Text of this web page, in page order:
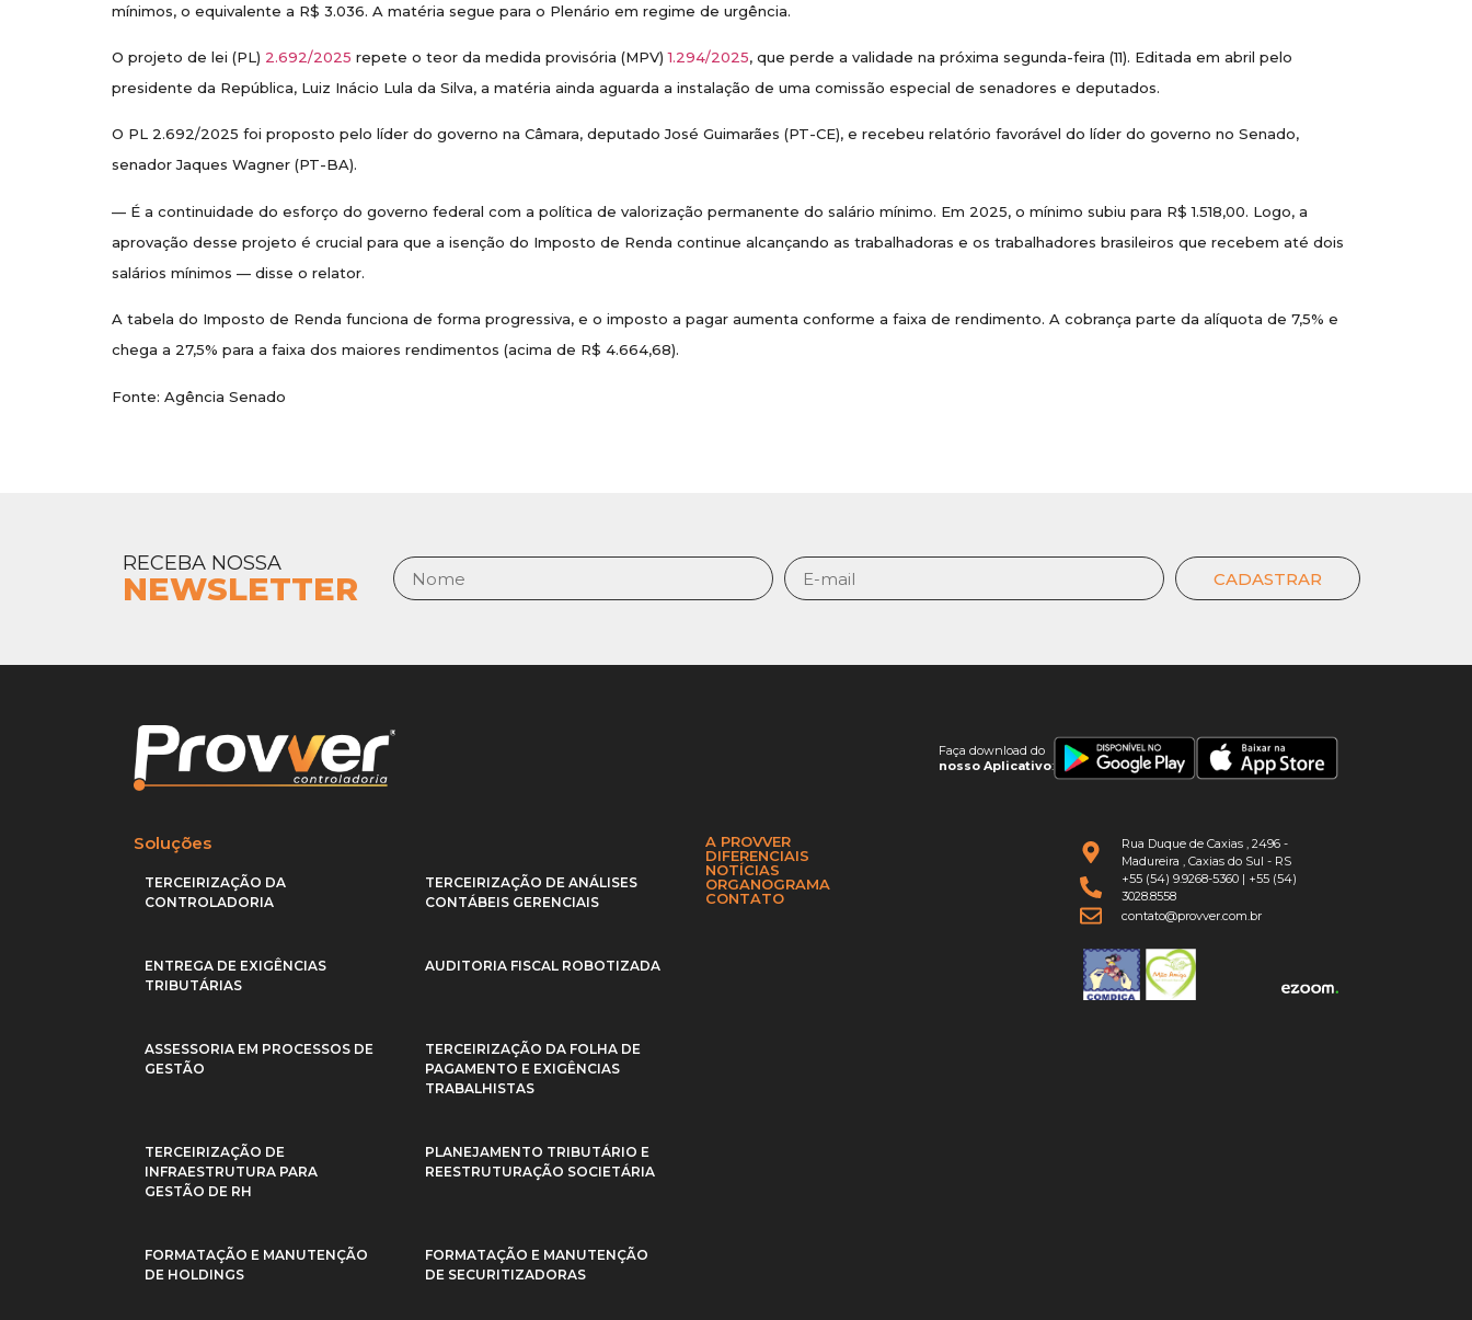
mínimos, o equivalente a R$ 3.036. A matéria segue para o Plenário em regime de urgência.
O projeto de lei (PL) 2.692/2025 repete o teor da medida provisória (MPV)1.294/2025, que perde a validade na próxima segunda-feira (11). Editada em abril pelo
presidente da República, Luiz Inácio Lula da Silva, a matéria ainda aguarda a instalação de uma comissão especial de senadores e deputados.
O PL 2.692/2025 foi proposto pelo líder do governo na Câmara, deputado José Guimarães (PT-CE), e recebeu relatório favorável do líder do governo no Senado,
senador Jaques Wagner (PT-BA).
— É a continuidade do esforço do governo federal com a política de valorização permanente do salário mínimo. Em 2025, o mínimo subiu para R$ 1.518,00. Logo, a
aprovação desse projeto é crucial para que a isenção do Imposto de Renda continue alcançando as trabalhadoras e os trabalhadores brasileiros que recebem até dois
salários mínimos — disse o relator.
A tabela do Imposto de Renda funciona de forma progressiva, e o imposto a pagar aumenta conforme a faixa de rendimento. A cobrança parte da alíquota de 7,5% e
chega a 27,5% para a faixa dos maiores rendimentos (acima de R$ 4.664,68).
Fonte: Agência Senado
RECEBA NOSSA
NEWSLETTER CADASTRAR
Faça download do
nosso Aplicativo:
Soluções
TERCEIRIZAÇÃO DA
CONTROLADORIA
TERCEIRIZAÇÃO DE ANÁLISES
CONTÁBEIS GERENCIAIS
ENTREGA DE EXIGÊNCIAS
TRIBUTÁRIAS
AUDITORIA FISCAL ROBOTIZADA
ASSESSORIA EM PROCESSOS DE
GESTÃO
TERCEIRIZAÇÃO DA FOLHA DE
PAGAMENTO E EXIGÊNCIAS
TRABALHISTAS
TERCEIRIZAÇÃO DE
INFRAESTRUTURA PARA
GESTÃO DE RH
PLANEJAMENTO TRIBUTÁRIO E
REESTRUTURAÇÃO SOCIETÁRIA
FORMATAÇÃO E MANUTENÇÃO
DE HOLDINGS
FORMATAÇÃO E MANUTENÇÃO
DE SECURITIZADORAS
A PROVVER
DIFERENCIAIS
NOTÍCIAS
ORGANOGRAMA
CONTATO
Rua Duque de Caxias , 2496 -
Madureira , Caxias do Sul - RS
+55 (54) 9.9268-5360 | +55 (54)
3028.8558
contato@provver.com.br